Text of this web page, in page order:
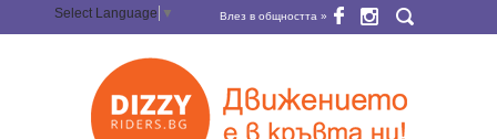
Select Language ▼ Влез в общността »